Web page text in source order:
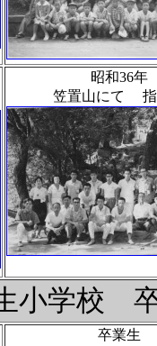
昭和36年
笠置山にて 指
小学校
卒業生